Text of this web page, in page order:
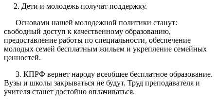
2. Дети и молодежь получат поддержку.
Основами нашей молодежной политики станут:
свободный доступ к качественному образованию,
предоставление работы по специальности, обеспечение
молодых семей бесплатным жильем и укрепление семейных
ценностей.
3. КПРФ вернет народу всеобщее бесплатное образование.
Вузы и школы закрываться не будут. Труд преподавателя и
учителя станет достойно оплачиваться.